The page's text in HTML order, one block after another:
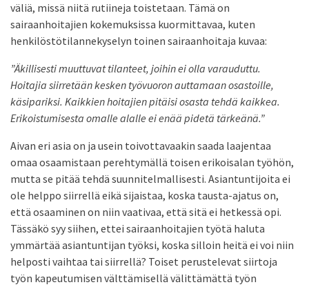
väliä, missä niitä rutiineja toistetaan. Tämä on
sairaanhoitajien kokemuksissa kuormittavaa, kuten
henkilöstötilannekyselyn toinen sairaanhoitaja kuvaa:
”Äkillisesti muuttuvat tilanteet, joihin ei olla varauduttu.
Hoitajia siirretään kesken työvuoron auttamaan osastoille,
käsipariksi. Kaikkien hoitajien pitäisi osasta tehdä kaikkea.
Erikoistumisesta omalle alalle ei enää pidetä tärkeänä.”
Aivan eri asia on ja usein toivottavaakin saada laajentaa
omaa osaamistaan perehtymällä toisen erikoisalan työhön,
mutta se pitää tehdä suunnitelmallisesti. Asiantuntijoita ei
ole helppo siirrellä eikä sijaistaa, koska tausta-ajatus on,
että osaaminen on niin vaativaa, että sitä ei hetkessä opi.
Tässäkö syy siihen, ettei sairaanhoitajien työtä haluta
ymmärtää asiantuntijan työksi, koska silloin heitä ei voi niin
helposti vaihtaa tai siirrellä? Toiset perustelevat siirtoja
työn kapeutumisen välttämisellä välittämättä työn